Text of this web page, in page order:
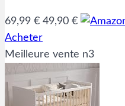
69,99 € 49,90 €
Acheter
Meilleure vente n3